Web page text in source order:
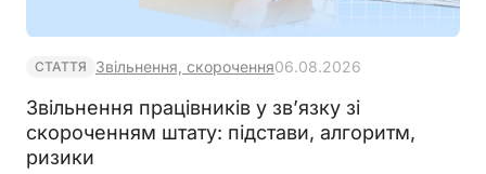
СТАТТЯ Звільнення, скорочення06.08.2026
Звільнення працівників у зв’язку зі
скороченням штату: підстави, алгоритм,
ризики